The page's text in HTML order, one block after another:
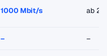
1000 Mbit/s ab
– –